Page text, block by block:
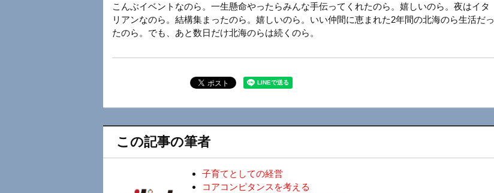
こんぶイベントなのら。一生懸命やったらみんな手伝ってくれたのら。嬉しいのら。夜はイタ
リアンなのら。結構集まったのら。嬉しいのら。いい仲間に恵まれた2年間の北海のら生活だっ
たのら。でも、あと数日だけ北海のらは続くのら。
この記事の筆者
子育てとしての経営
コアコンピタンスを考える